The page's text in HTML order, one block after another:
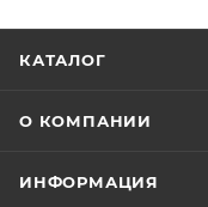
КАТАЛОГ
О КОМПАНИИ
ИНФОРМАЦИЯ